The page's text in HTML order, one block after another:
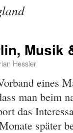
Musik
Hessler
eines
man beim
das
später